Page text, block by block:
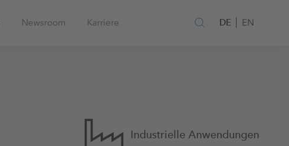
Newsroom Karriere DE EN
Industrielle Anwendungen